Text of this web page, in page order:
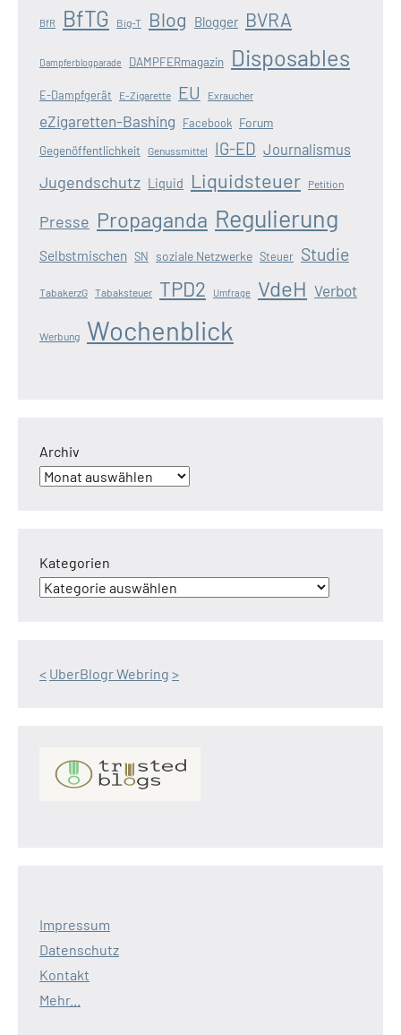
BfR BfTG Big-T Blog Blogger BVRA
Dampferblogparade DAMPFERmagazin Disposables
E-Dampfgerät E-Zigarette EU Exraucher
eZigaretten-Bashing Facebook Forum
Gegenöffentlichkeit Genussmittel IG-ED Journalismus
Jugendschutz Liquid Liquidsteuer Petition
Presse Propaganda Regulierung
Selbstmischen SN soziale Netzwerke Steuer Studie
TabakerzG Tabaksteuer TPD2 Umfrage VdeH Verbot
Werbung Wochenblick
Archiv
Kategorien
< UberBlogr Webring >
Impressum
Datenschutz
Kontakt
Mehr...